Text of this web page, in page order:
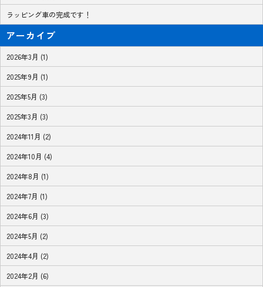
ラッピング車の完成です！
アーカイブ
2026年3月 (1)
2025年9月 (1)
2025年5月 (3)
2025年3月 (3)
2024年11月 (2)
2024年10月 (4)
2024年8月 (1)
2024年7月 (1)
2024年6月 (3)
2024年5月 (2)
2024年4月 (2)
2024年2月 (6)